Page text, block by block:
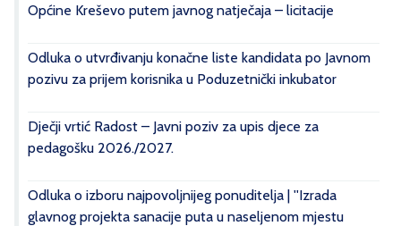
Općine Kreševo putem javnog natječaja – licitacije
Odluka o utvrđivanju konačne liste kandidata po Javnom
pozivu za prijem korisnika u Poduzetnički inkubator
Dječji vrtić Radost – Javni poziv za upis djece za
pedagošku 2026./2027.
Odluka o izboru najpovoljnijeg ponuditelja | ''Izrada
glavnog projekta sanacije puta u naseljenom mjestu